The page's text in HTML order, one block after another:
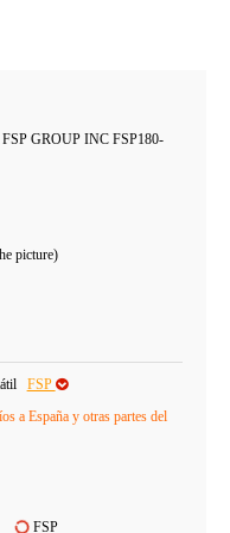
FSP GROUP INC FSP180-
picture)
FSP
a España y otras partes del
FSP